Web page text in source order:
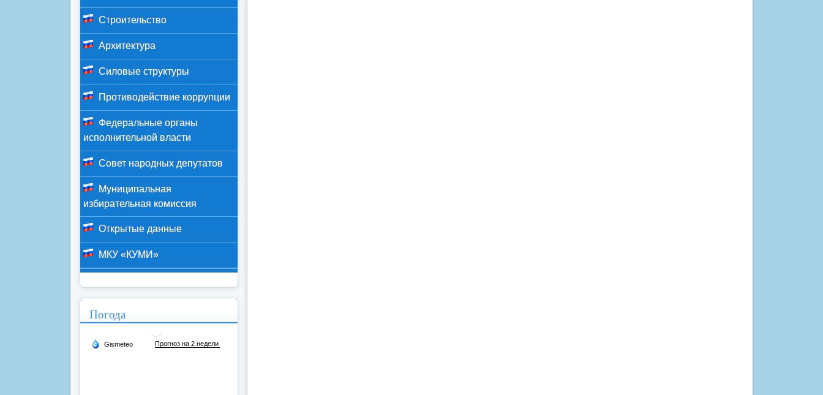
Строительство
Архитектура
Силовые структуры
Противодействие коррупции
Федеральные органы
исполнительной власти
Совет народных депутатов
Муниципальная
избирательная комиссия
Открытые данные
МКУ «КУМИ»
Погода